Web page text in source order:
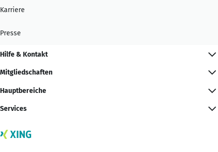
Karriere
Presse
Hilfe & Kontakt
Mitgliedschaften
Hauptbereiche
Services